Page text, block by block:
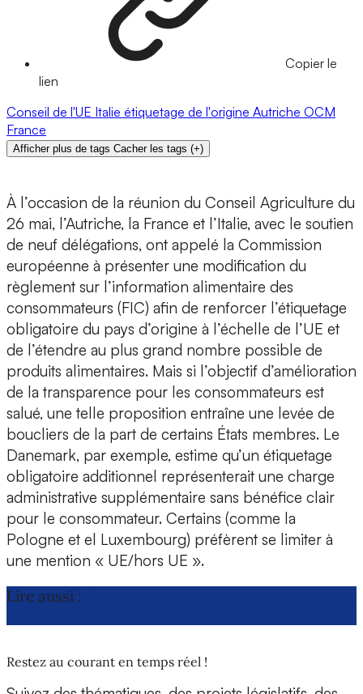
Copier le
lien
Conseil de l'UE Italie étiquetage de l'origine Autriche OCM
France
Afficher plus de tags Cacher les tags (+)
À l’occasion de la réunion du Conseil Agriculture du
26 mai, l’Autriche, la France et l’Italie, avec le soutien
de neuf délégations, ont appelé la Commission
européenne à présenter une modification du
règlement sur l’information alimentaire des
consommateurs (FIC) afin de renforcer l’étiquetage
obligatoire du pays d’origine à l’échelle de l’UE et
de l’étendre au plus grand nombre possible de
produits alimentaires. Mais si l’objectif d’amélioration
de la transparence pour les consommateurs est
salué, une telle proposition entraîne une levée de
boucliers de la part de certains États membres. Le
Danemark, par exemple, estime qu’un étiquetage
obligatoire additionnel représenterait une charge
administrative supplémentaire sans bénéfice clair
pour le consommateur. Certains (comme la
Pologne et el Luxembourg) préfèrent se limiter à
une mention « UE/hors UE ».
Lire aussi :
Restez au courant en temps réel !